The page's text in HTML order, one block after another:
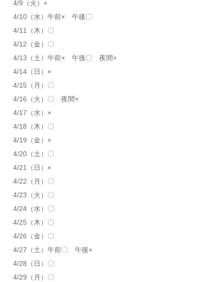
4/9（火）×
4/10（水）午前× 午後〇
4/11（木）〇
4/12（金）〇
4/13（土）午前× 午後〇 夜間×
4/14（日）×
4/15（月）〇
4/16（火）〇 夜間×
4/17（水）×
4/18（木）〇
4/19（金）×
4/20（土）〇
4/21（日）×
4/22（月）〇
4/23（火）〇
4/24（水）〇
4/25（木）〇
4/26（金）〇
4/27（土）午前〇 午後×
4/28（日）〇
4/29（月）〇